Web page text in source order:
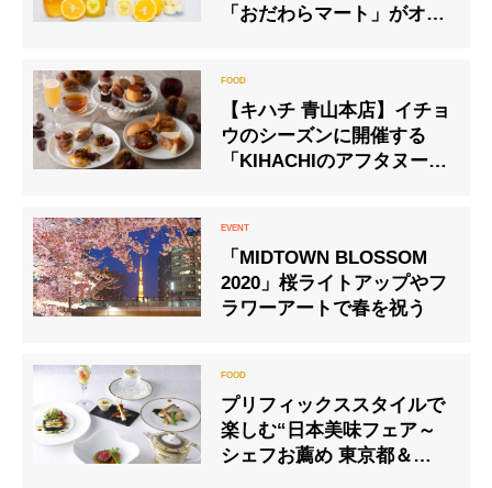
「おだわらマート」がオー
渡辺俊美 GW特別企画も開
催～
【キハチ 青山本店】イチョ
ウのシーズンに開催する
「KIHACHIのアフタヌーン
「MIDTOWN BLOSSOM
2020」桜ライトアップやフ
ラワーアートで春を祝う
プリフィックススタイルで
楽しむ“日本美味フェア～
シェフお薦め 東京都＆北海